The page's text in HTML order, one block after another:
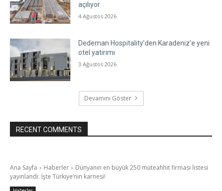
açılıyor
4 Ağustos 2026
Dedeman Hospitality’den Karadeniz’e yeni
otel yatırımı
3 Ağustos 2026
Devamını Göster
RECENT COMMENTS